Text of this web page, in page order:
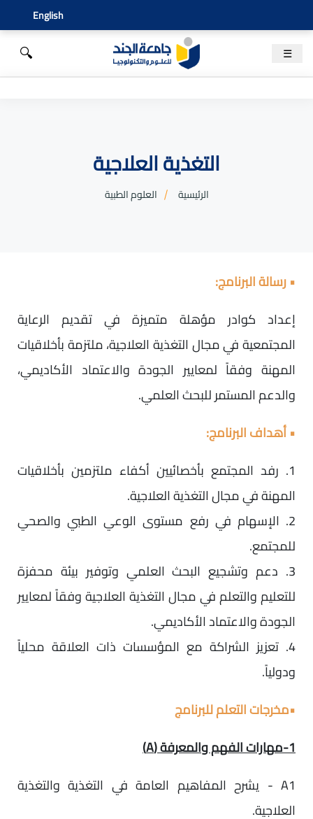
English
☰
🔍
التغذية العلاجية
الرئيسية العلوم الطبية
• رسالة البرنامج:
إعداد كوادر مؤهلة متميزة في تقديم الرعاية
المجتمعية في مجال التغذية العلاجية، ملتزمة بأخلاقيات
المهنة وفقاً لمعايير الجودة والاعتماد الأكاديمي،
والدعم المستمر للبحث العلمي.
• أهداف البرنامج:
1. رفد المجتمع بأخصائيين أكفاء ملتزمين بأخلاقيات
المهنة في مجال التغذية العلاجية.
2. الإسهام في رفع مستوى الوعي الطبي والصحي
للمجتمع.
3. دعم وتشجيع البحث العلمي وتوفير بيئة محفزة
للتعليم والتعلم في مجال التغذية العلاجية وفقاً لمعايير
الجودة والاعتماد الأكاديمي.
4. تعزيز الشراكة مع المؤسسات ذات العلاقة محلياً
ودولياً.
•مخرجات التعلم للبرنامج
1-مهارات الفهم والمعرفة (A)
A1 - يشرح المفاهيم العامة في التغذية والتغذية
العلاجية.